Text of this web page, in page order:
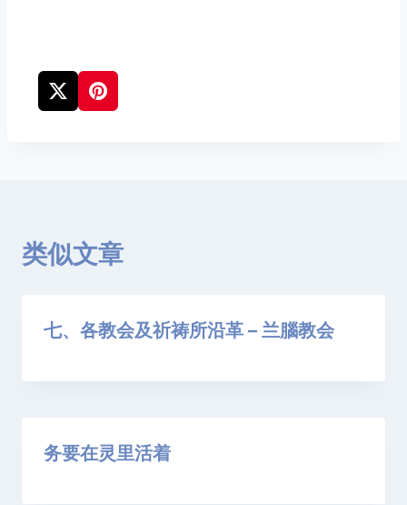
类似文章
七、各教会及祈祷所沿革 – 兰腦教会
务要在灵里活着